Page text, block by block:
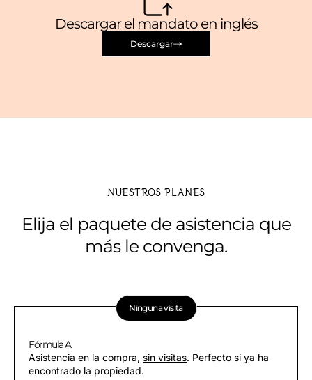
Descargar el mandato en inglés
Descargar
NUESTROS PLANES
Elija el paquete de asistencia que
más le convenga.
Ninguna visita
Fórmula A
Asistencia en la compra, sin visitas. Perfecto si ya ha
encontrado la propiedad.